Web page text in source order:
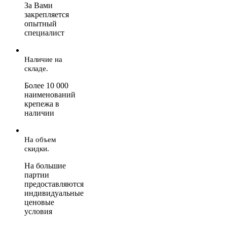
За Вами
закрепляется
опытный
специалист
Наличие на
складе.
Более 10 000
наименований
крепежа в
наличии
На объем
скидки.
На большие
партии
предоставляются
индивидуальные
ценовые
условия